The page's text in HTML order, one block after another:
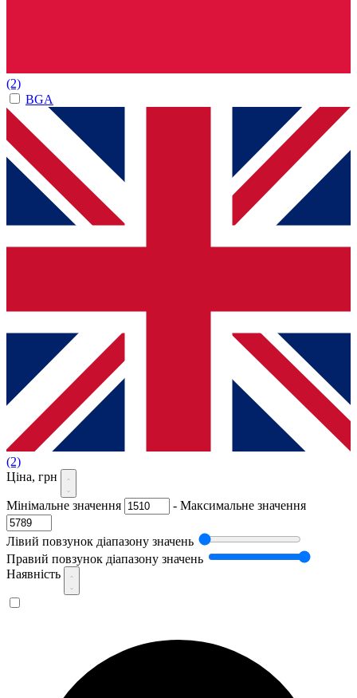
(2)
BGA
(2)
Ціна, грн
Мінімальне значення - Максимальне значення
Лівий повзунок діапазону значень
Правий повзунок діапазону значень
Наявність